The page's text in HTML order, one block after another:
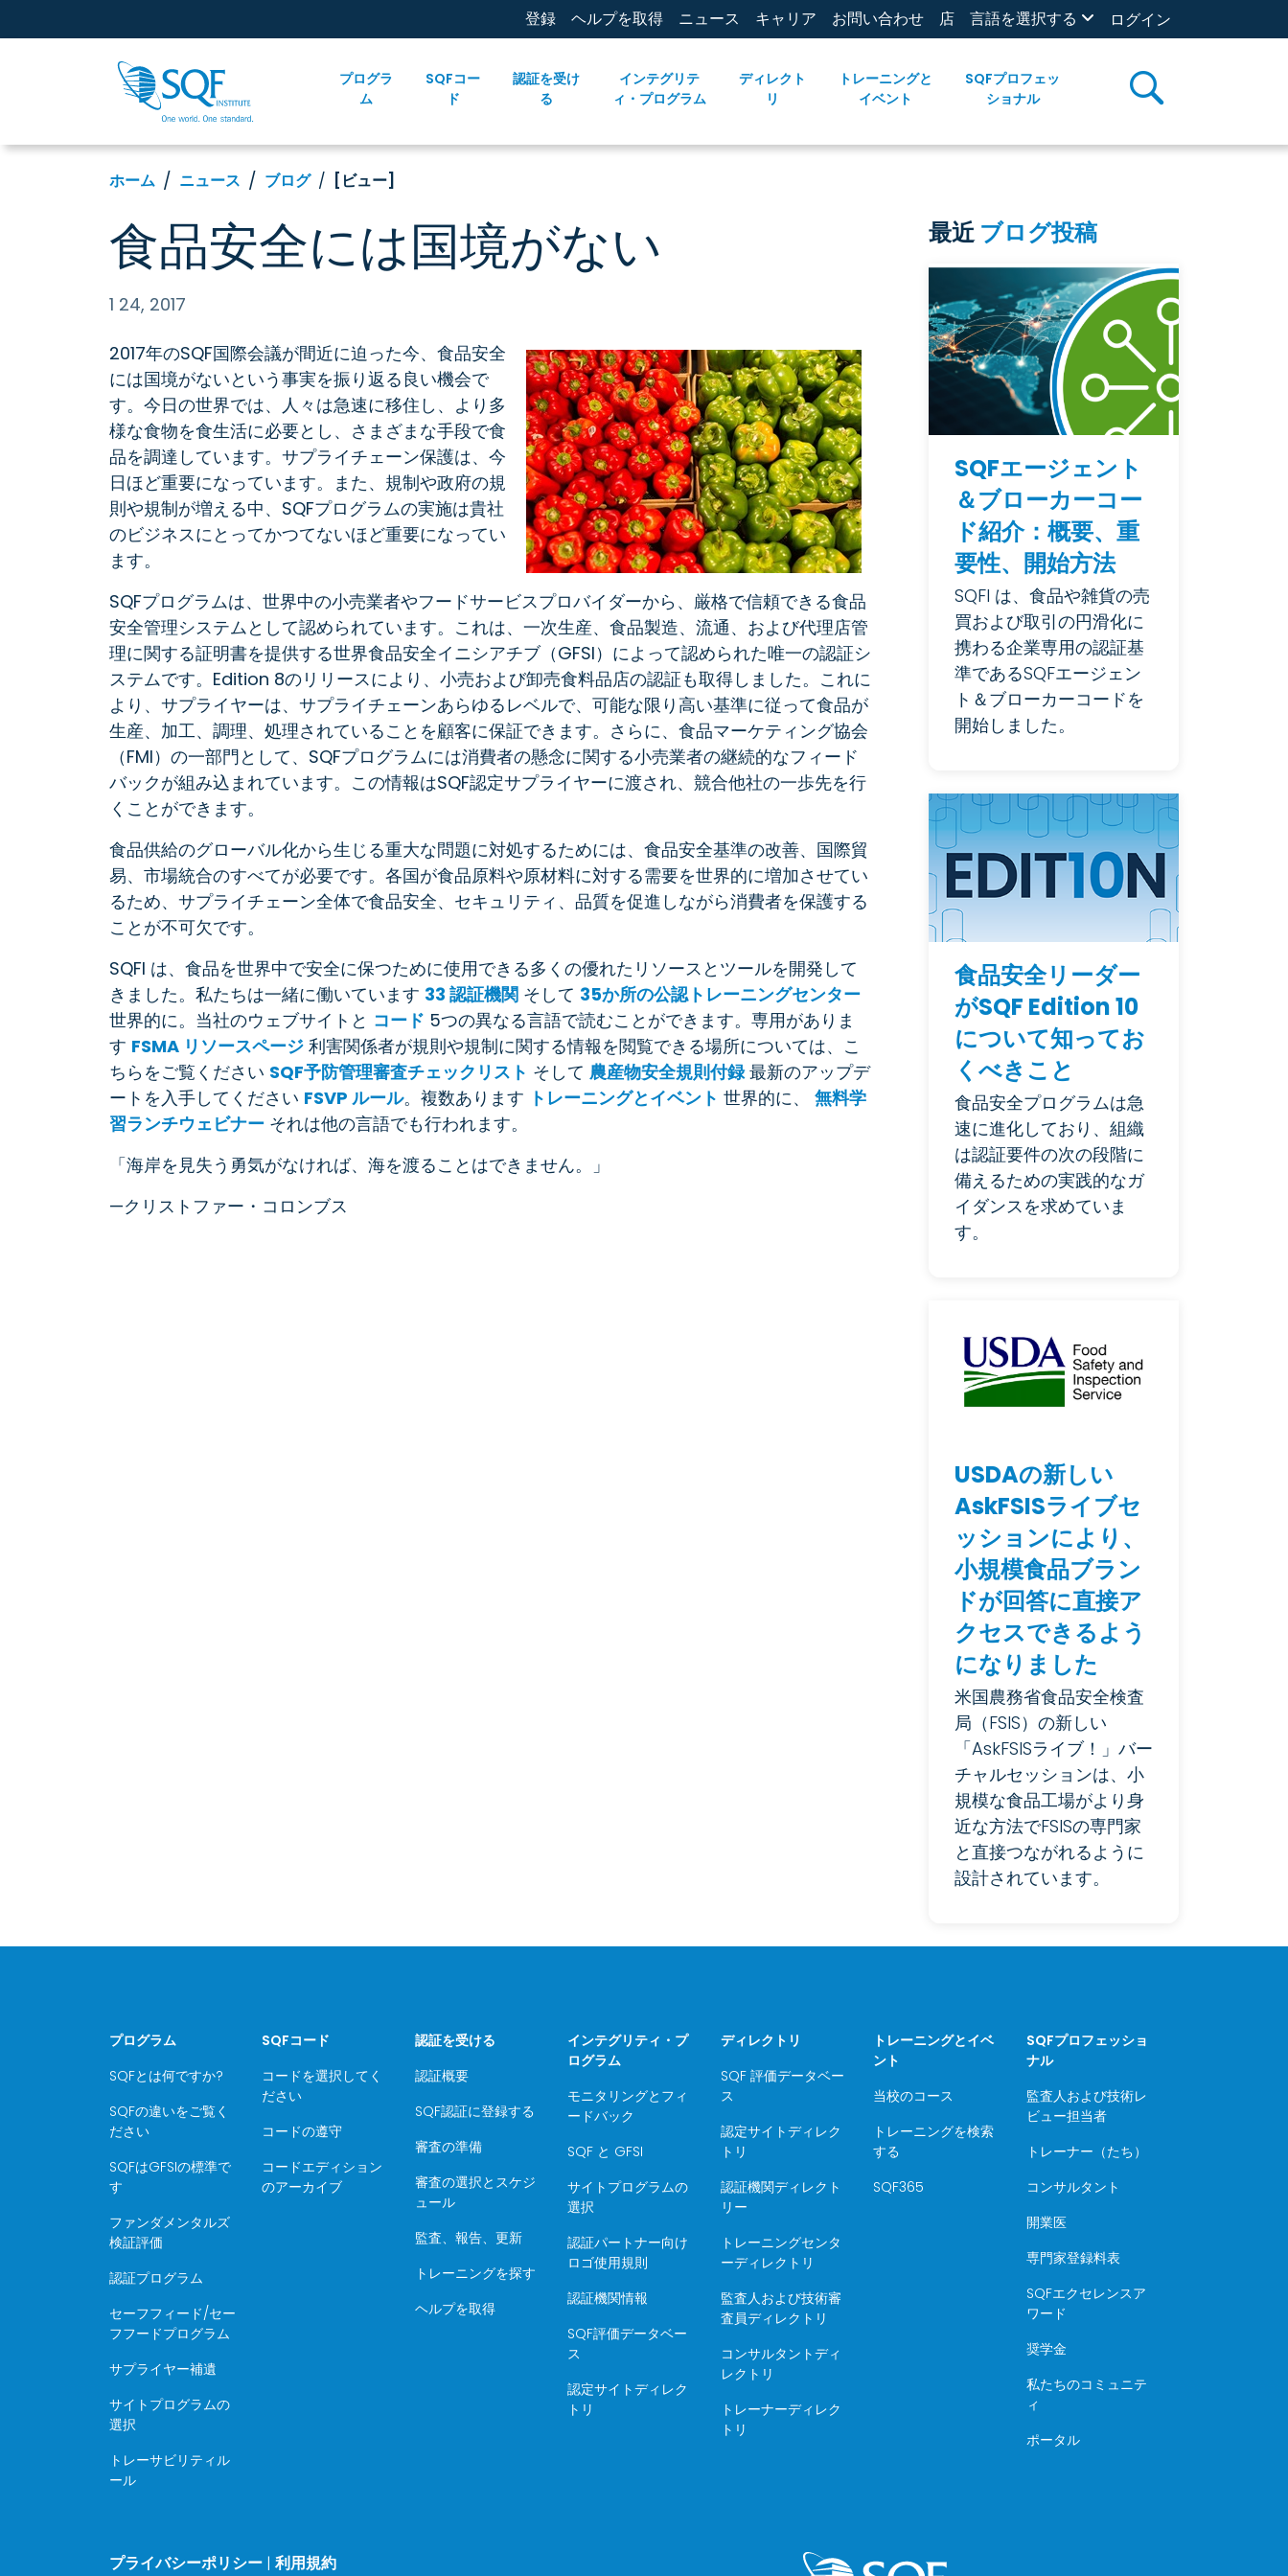
登録 ヘルプを取得 ニュース キャリア お問い合わせ 店 言語を選択する ログイン
プログラ
ム
SQFコー
ド
認証を受け
る
インテグリテ
ィ・プログラム
ディレクト
リ
トレーニングと
イベント
SQFプロフェッ
ショナル
ホーム ニュース ブログ [ビュー]
食品安全には国境がない
1 24, 2017
2017年のSQF国際会議が間近に迫った今、食品安全
には国境がないという事実を振り返る良い機会で
す。今日の世界では、人々は急速に移住し、より多
様な食物を食生活に必要とし、さまざまな手段で食
品を調達しています。サプライチェーン保護は、今
日ほど重要になっています。また、規制や政府の規
則や規制が増える中、SQFプログラムの実施は貴社
のビジネスにとってかつてないほど重要になってい
ます。
SQFプログラムは、世界中の小売業者やフードサービスプロバイダーから、厳格で信頼できる食品
安全管理システムとして認められています。これは、一次生産、食品製造、流通、および代理店管
理に関する証明書を提供する世界食品安全イニシアチブ（GFSI）によって認められた唯一の認証シ
ステムです。Edition 8のリリースにより、小売および卸売食料品店の認証も取得しました。これに
より、サプライヤーは、サプライチェーンあらゆるレベルで、可能な限り高い基準に従って食品が
生産、加工、調理、処理されていることを顧客に保証できます。さらに、食品マーケティング協会
（FMI）の一部門として、SQFプログラムには消費者の懸念に関する小売業者の継続的なフィード
バックが組み込まれています。この情報はSQF認定サプライヤーに渡され、競合他社の一歩先を行
くことができます。
食品供給のグローバル化から生じる重大な問題に対処するためには、食品安全基準の改善、国際貿
易、市場統合のすべてが必要です。各国が食品原料や原材料に対する需要を世界的に増加させてい
るため、サプライチェーン全体で食品安全、セキュリティ、品質を促進しながら消費者を保護する
ことが不可欠です。
SQFI は、食品を世界中で安全に保つために使用できる多くの優れたリソースとツールを開発して
きました。私たちは一緒に働いています 33 認証機関 そして 35か所の公認トレーニングセンター
世界的に。当社のウェブサイトと コード 5つの異なる言語で読むことができます。専用がありま
す FSMA リソースページ 利害関係者が規則や規制に関する情報を閲覧できる場所については、こ
ちらをご覧ください SQF予防管理審査チェックリスト そして 農産物安全規則付録最新のアップデ
ートを入手してください FSVP ルール。複数あります トレーニングとイベント 世界的に、 無料学
習ランチウェビナー それは他の言語でも行われます。
「海岸を見失う勇気がなければ、海を渡ることはできません。」
—クリストファー・コロンブス
最近ブログ投稿
SQFエージェント
＆ブローカーコー
ド紹介：概要、重
要性、開始方法
SQFI は、食品や雑貨の売
買および取引の円滑化に
携わる企業専用の認証基
準であるSQFエージェン
ト＆ブローカーコードを
開始しました。
食品安全リーダー
がSQF Edition 10
について知ってお
くべきこと
食品安全プログラムは急
速に進化しており、組織
は認証要件の次の段階に
備えるための実践的なガ
イダンスを求めていま
す。
USDAの新しい
AskFSISライブセ
ッションにより、
小規模食品ブラン
ドが回答に直接ア
クセスできるよう
になりました
米国農務省食品安全検査
局（FSIS）の新しい
「AskFSISライブ！」バー
チャルセッションは、小
規模な食品工場がより身
近な方法でFSISの専門家
と直接つながれるように
設計されています。
プログラム
SQFとは何ですか?
SQFの違いをご覧く
ださい
SQFはGFSIの標準で
す
ファンダメンタルズ
検証評価
認証プログラム
セーフフィード/セー
フフードプログラム
サプライヤー補遺
サイトプログラムの
選択
トレーサビリティル
ール
SQFコード
コードを選択してく
ださい
コードの遵守
コードエディション
のアーカイブ
認証を受ける
認証概要
SQF認証に登録する
審査の準備
審査の選択とスケジ
ュール
監査、報告、更新
トレーニングを探す
ヘルプを取得
インテグリティ・プ
ログラム
モニタリングとフィ
ードバック
SQF と GFSI
サイトプログラムの
選択
認証パートナー向け
ロゴ使用規則
認証機関情報
SQF評価データベー
ス
認定サイトディレク
トリ
ディレクトリ
SQF 評価データベー
ス
認定サイトディレク
トリ
認証機関ディレクト
リー
トレーニングセンタ
ーディレクトリ
監査人および技術審
査員ディレクトリ
コンサルタントディ
レクトリ
トレーナーディレク
トリ
トレーニングとイベ
ント
当校のコース
トレーニングを検索
する
SQF365
SQFプロフェッショ
ナル
監査人および技術レ
ビュー担当者
トレーナー（たち）
コンサルタント
開業医
専門家登録料表
SQFエクセレンスア
ワード
奨学金
私たちのコミュニテ
ィ
ポータル
プライバシーポリシー | 利用規約